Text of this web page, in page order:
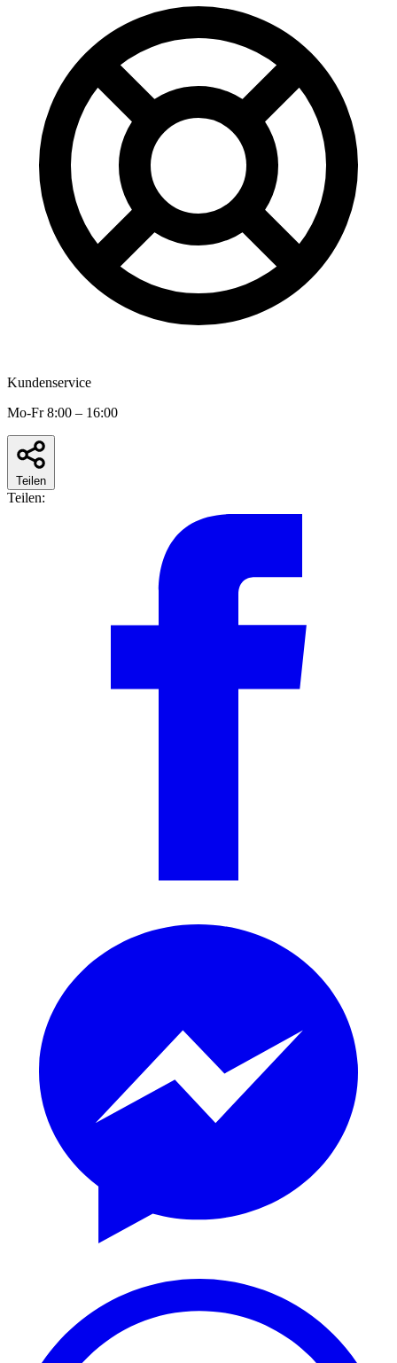
Kundenservice
Mo-Fr 8:00 – 16:00
Teilen
Teilen: